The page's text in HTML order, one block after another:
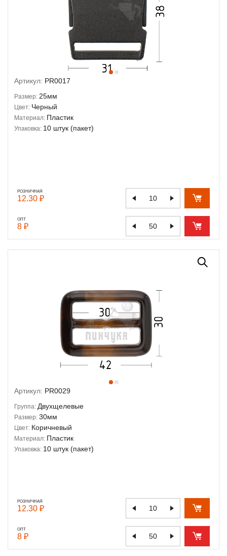
Артикул: PR0017
Размер: 25мм
Цвет: Черный
Материал: Пластик
Упаковка: 10 штук (пакет)
РОЗНИЧНАЯ
12.30 ₽
ОПТ
8 ₽
Артикул: PR0029
Группа: Двухщелевые
Размер: 30мм
Цвет: Коричневый
Материал: Пластик
Упаковка: 10 штук (пакет)
РОЗНИЧНАЯ
12.30 ₽
ОПТ
8 ₽